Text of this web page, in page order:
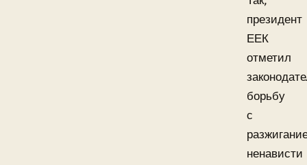
президент
ЕЕК
отметил
борьбу
с
ненависти